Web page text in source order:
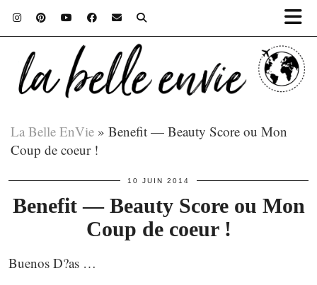
La Belle EnVie » Benefit — Beauty Score ou Mon
Coup de coeur !
10 JUIN 2014
Benefit — Beauty Score ou Mon
Coup de coeur !
Buenos D?as …